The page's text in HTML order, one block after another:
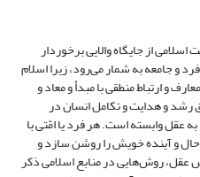
از جایگاه والایی برخوردار
و جامعه به شمار می‌رود، زیرا اسلام
و ارتباط منطقی با مبدأ و معاد و
رشد و هدایت و تکامل انسان در
عقل وابسته است. هر فرد یا امّتی با
حال و آینده خویش را روشن سازد و
عقل، روش‌هایی در منابع اسلامی ذکر